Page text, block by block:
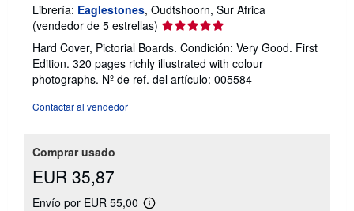
Librería: Eaglestones, Oudtshoorn, Sur Africa
(vendedor de 5 estrellas) Calificación
del
vendedor:
5
de
Hard Cover, Pictorial Boards. Condición: Very Good. First
Edition. 320 pages richly illustrated with colour
photographs. Nº de ref. del artículo: 005584
Contactar al vendedor
Comprar usado
EUR 35,87
Envío por EUR 55,00
Más